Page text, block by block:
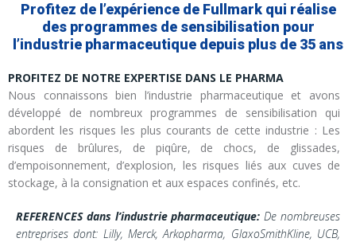
Profitez de l’expérience de Fullmark qui réalise
des programmes de sensibilisation pour
l’industrie pharmaceutique depuis plus de 35 ans
PROFITEZ DE NOTRE EXPERTISE DANS LE PHARMA
Nous connaissons bien l’industrie pharmaceutique et avons
développé de nombreux programmes de sensibilisation qui
abordent les risques les plus courants de cette industrie : Les
risques de brûlures, de piqûre, de chocs, de glissades,
d’empoisonnement, d’explosion, les risques liés aux cuves de
stockage, à la consignation et aux espaces confinés, etc.
REFERENCES dans l’industrie pharmaceutique:De nombreuses
entreprises dont: Lilly, Merck, Arkopharma, GlaxoSmithKline, UCB,